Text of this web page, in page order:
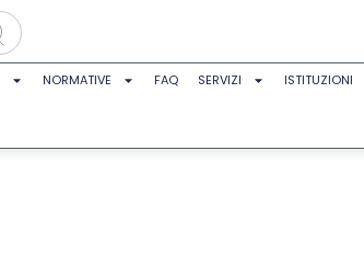
NORMATIVE FAQ SERVIZI ISTITUZIONI